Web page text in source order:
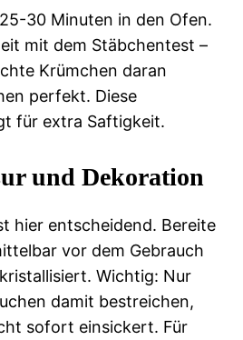
30 Minuten in den Ofen.
mit dem Stäbchentest –
Krümchen daran
perfekt. Diese
für extra Saftigkeit.
und Dekoration
hier entscheidend. Bereite
vor dem Gebrauch
Wichtig: Nur
damit bestreichen,
sofort einsickert. Für